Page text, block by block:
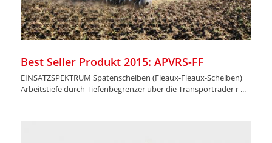
Best Seller Produkt 2015: APVRS-FF
EINSATZSPEKTRUM Spatenscheiben (Fleaux-Fleaux-Scheiben)
Arbeitstiefe durch Tiefenbegrenzer über die Transporträder r ...